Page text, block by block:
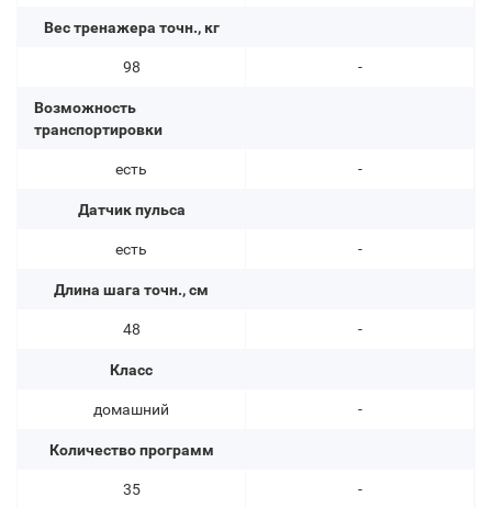
Вес тренажера точн., кг
98
Возможность
транспортировки
есть
Датчик пульса
есть
Длина шага точн., см
48
Класс
домашний
Количество программ
35
-
-
-
-
-
-